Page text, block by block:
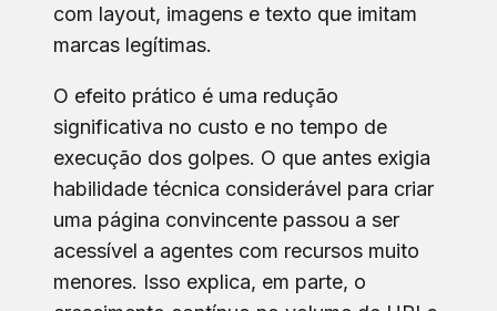
com layout, imagens e texto que imitam
marcas legítimas.
O efeito prático é uma redução
significativa no custo e no tempo de
execução dos golpes. O que antes exigia
habilidade técnica considerável para criar
uma página convincente passou a ser
acessível a agentes com recursos muito
menores. Isso explica, em parte, o